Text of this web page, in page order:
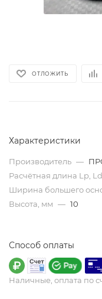
ОТЛОЖИТЬ
Характеристики
Производитель —
Расчётная длина Lp,
Ширина большего
Высота, мм — 10
Способ оплаты
Наличные, оплата по